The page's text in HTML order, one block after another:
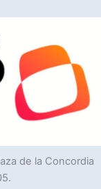
de la Concordia